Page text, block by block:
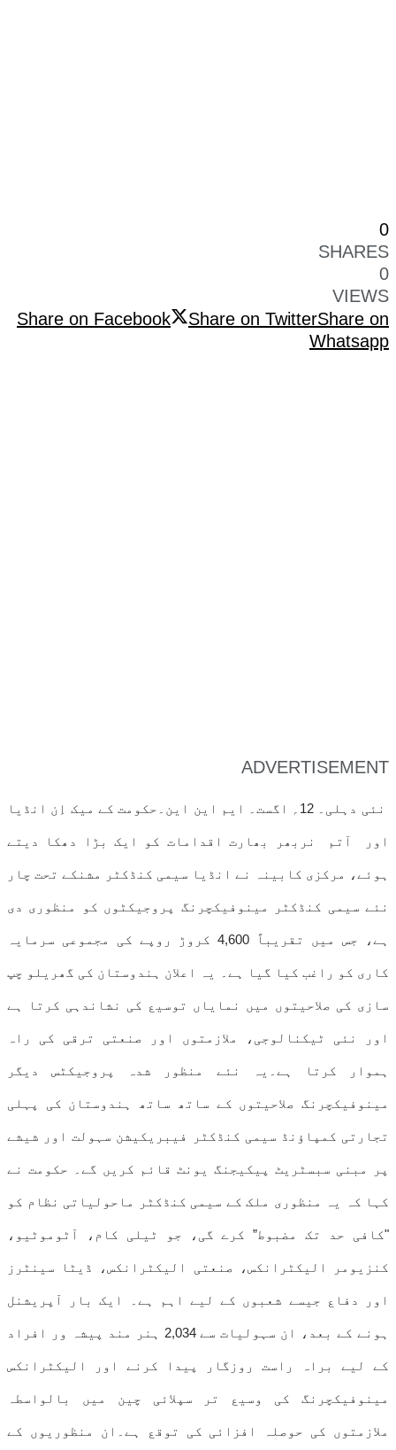
0
SHARES
0
VIEWS
Share on Facebook
Share on TwitterShare on
Whatsapp
ADVERTISEMENT
نئی دہلی۔ 12؍ اگست۔ ایم این این۔حکومت کے میک اِن انڈیا
اور آتم نربھر بھارت اقدامات کو ایک بڑا دھکا دیتے
ہوئے، مرکزی کابینہ نے انڈیا سیمی کنڈکٹر مشنکے تحت چار
نئے سیمی کنڈکٹر مینوفیکچرنگ پروجیکٹوں کو منظوری دی
ہے، جس میں تقریباً 4,600 کروڑ روپے کی مجموعی سرمایہ
کاری کو راغب کیا گیا ہے۔ یہ اعلان ہندوستان کی گھریلو چپ
سازی کی صلاحیتوں میں نمایاں توسیع کی نشاندہی کرتا ہے
اور نئی ٹیکنالوجی، ملازمتوں اور صنعتی ترقی کی راہ
ہموار کرتا ہے۔یہ نئے منظور شدہ پروجیکٹس دیگر
مینوفیکچرنگ صلاحیتوں کے ساتھ ساتھ ہندوستان کی پہلی
تجارتی کمپاؤنڈ سیمی کنڈکٹر فیبریکیشن سہولت اور شیشے
پر مبنی سبسٹریٹ پیکیجنگ یونٹ قائم کریں گے۔ حکومت نے
کہا کہ یہ منظوری ملک کے سیمی کنڈکٹر ماحولیاتی نظام کو
"کافی حد تک مضبوط” کرے گی، جو ٹیلی کام، آٹوموٹیو،
کنزیومر الیکٹرانکس، صنعتی الیکٹرانکس، ڈیٹا سینٹرز
اور دفاع جیسے شعبوں کے لیے اہم ہے۔ ایک بار آپریشنل
ہونے کے بعد، ان سہولیات سے 2,034 ہنر مند پیشہ ور افراد
کے لیے براہ راست روزگار پیدا کرنے اور الیکٹرانکس
مینوفیکچرنگ کی وسیع تر سپلائی چین میں بالواسطہ
ملازمتوں کی حوصلہ افزائی کی توقع ہے۔ان منظوریوں کے